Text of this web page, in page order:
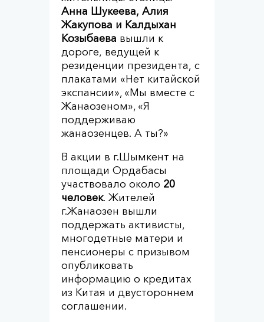
Анна Шукеева, Алия
Жакупова и Калдыхан
Козыбаева вышли к
дороге, ведущей к
резиденции президента, с
плакатами «Нет китайской
экспансии», «Мы вместе с
Жанаозеном», «Я
поддерживаю
жанаозенцев. А ты?»
В акции в г.Шымкент на
площади Ордабасы
участвовало около 20
человек. Жителей
г.Жанаозен вышли
поддержать активисты,
многодетные матери и
пенсионеры с призывом
опубликовать
информацию о кредитах
из Китая и двустороннем
соглашении.